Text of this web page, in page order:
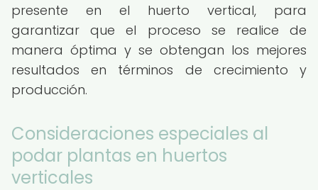
presente en el huerto vertical, para
garantizar que el proceso se realice de
manera óptima y se obtengan los mejores
resultados en términos de crecimiento y
producción.
Consideraciones especiales al
podar plantas en huertos
verticales